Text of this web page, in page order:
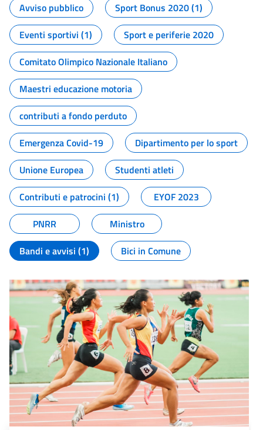
Avviso pubblico
Sport Bonus 2020 (1)
Eventi sportivi (1)
Sport e periferie 2020
Comitato Olimpico Nazionale Italiano
Maestri educazione motoria
contributi a fondo perduto
Emergenza Covid-19
Dipartimento per lo sport
Unione Europea
Studenti atleti
Contributi e patrocini (1)
EYOF 2023
PNRR
Ministro
Bandi e avvisi (1)
Bici in Comune